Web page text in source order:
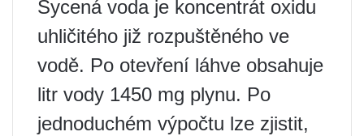
Sycená voda je koncentrát oxidu
uhličitého již rozpuštěného ve
vodě. Po otevření láhve obsahuje
litr vody 1450 mg plynu. Po
jednoduchém výpočtu lze zjistit,